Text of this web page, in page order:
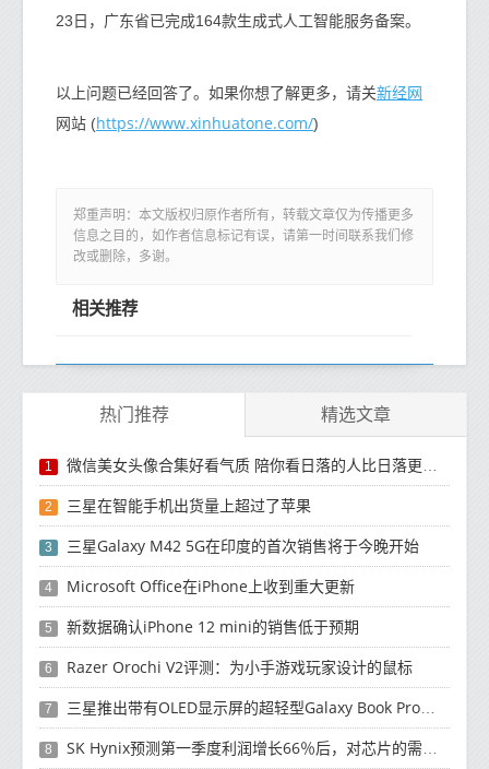
23日，广东省已完成164款生成式人工智能服务备案。
以上问题已经回答了。如果你想了解更多，请关新经网
网站 (https://www.xinhuatone.com/)
郑重声明：本文版权归原作者所有，转载文章仅为传播更多
信息之目的，如作者信息标记有误，请第一时间联系我们修
改或删除，多谢。
相关推荐
热门推荐 精选文章
1 微信美女头像合集好看气质 陪你看日落的人比日落更浪漫
2 三星在智能手机出货量上超过了苹果
3 三星Galaxy M42 5G在印度的首次销售将于今晚开始
4 Microsoft Office在iPhone上收到重大更新
5 新数据确认iPhone 12 mini的销售低于预期
6 Razer Orochi V2评测：为小手游戏玩家设计的鼠标
7 三星推出带有OLED显示屏的超轻型Galaxy Book Pro和Galaxy Book Pro 360笔记本电脑
8 SK Hynix预测第一季度利润增长66％后，对芯片的需求将增强